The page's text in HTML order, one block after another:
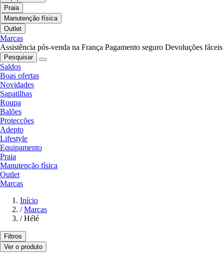
Praia
Manutenção física
Outlet
Marcas
Assistência pós-venda na França Pagamento seguro Devoluções fáceis
Pesquisar
Saldos
Boas ofertas
Novidades
Sapatilhas
Roupa
Balões
Protecções
Adepto
Lifestyle
Equipamento
Praia
Manutenção física
Outlet
Marcas
Início
/ Marcas
/ Hélé
Filtros
Ver o produto